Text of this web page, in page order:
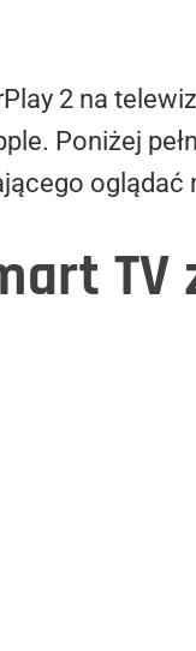
2 na
Poniżej
oglądać
TV